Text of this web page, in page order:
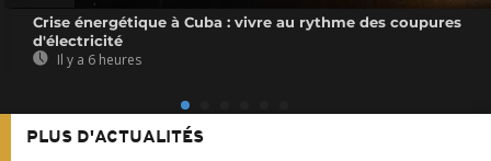
Crise énergétique à Cuba : vivre au rythme des coupures
d'électricité
Il y a 6 heures
PLUS D'ACTUALITÉS